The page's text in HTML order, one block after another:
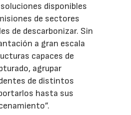
disponibles
de sectores
de descarbonizar. Sin
a gran escala
capaces de
agrupar
de distintos
hasta sus